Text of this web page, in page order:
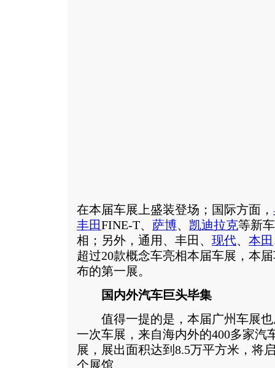
在本届车展上盛装登场；国际方面，
丰田FINE-T、 萨博、 凯迪拉克等新
相；另外，通用、丰田、 现代、 本田
超过20款概念车亮相本届车展，本
布的第一展。
国内外汽车巨头毕集
值得一提的是，本届广州车展也
一次车展，来自海内外的400多家汽
展，展出面积达到8.5万平方米，将
个展馆。